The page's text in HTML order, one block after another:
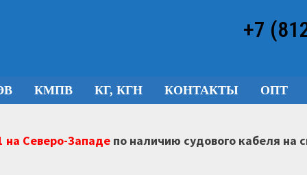
+7
КМПВ КГ, КГН КОНТАКТЫ ОПТ
Северо-Западепо наличию судового кабеля на